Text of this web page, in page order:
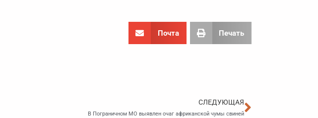
Почта Печать
СЛЕДУЮЩАЯ
В Пограничном МО выявлен очаг африканской чумы свиней